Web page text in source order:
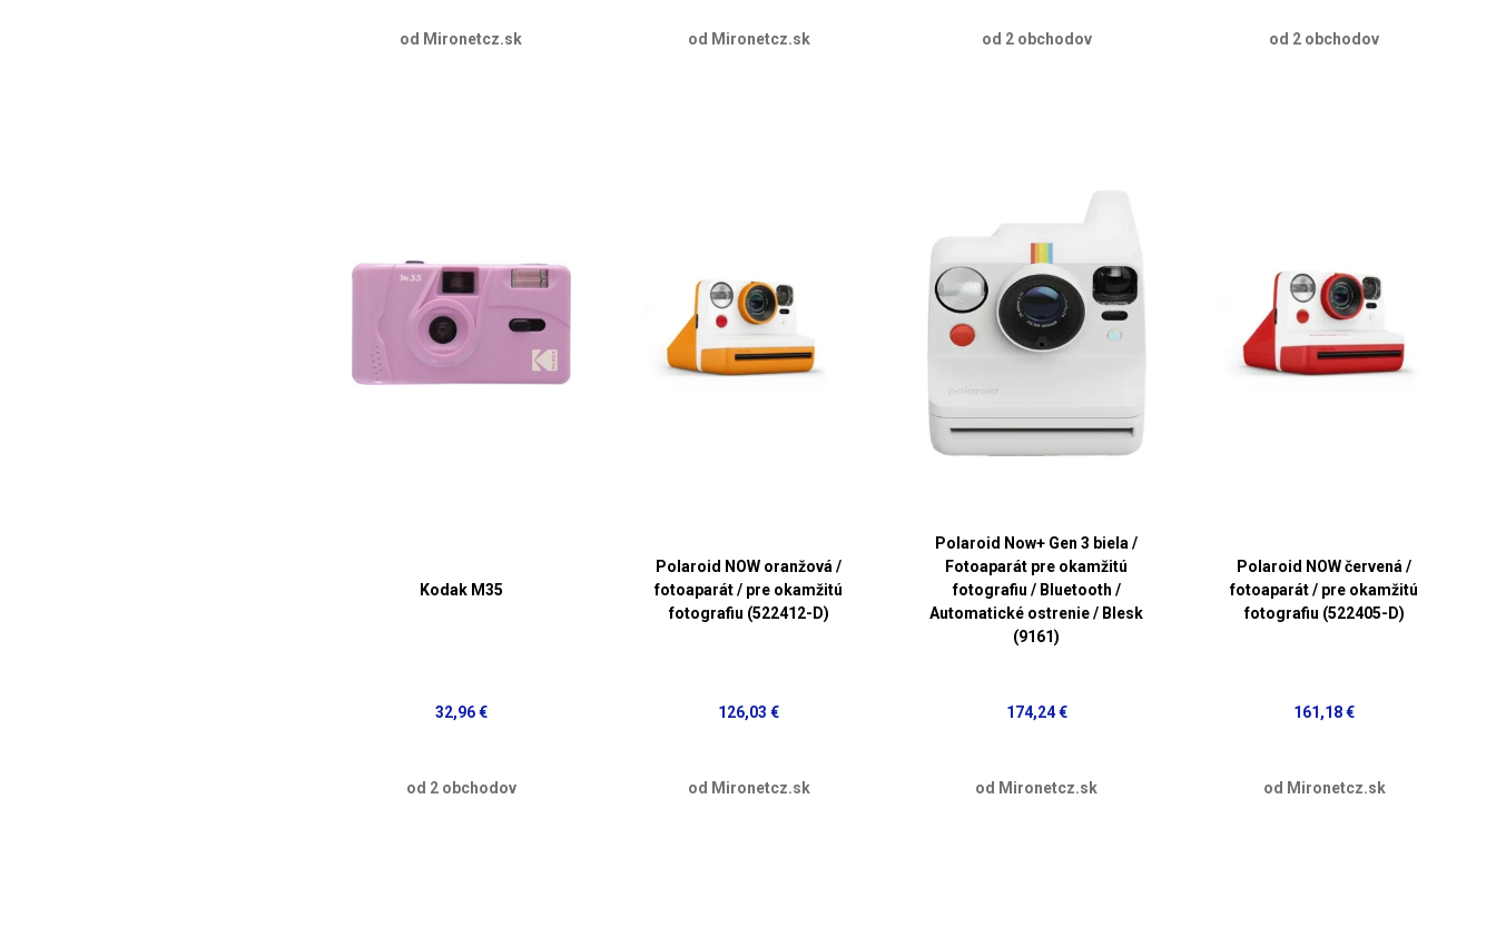
od Mironetcz.sk od Mironetcz.sk od 2 obchodov od 2 obchodov
Kodak M35
32,96 €
od 2 obchodov
Polaroid NOW oranžová /
fotoaparát / pre okamžitú
fotografiu (522412-D)
126,03 €
od Mironetcz.sk
Polaroid Now+ Gen 3 biela /
Fotoaparát pre okamžitú
fotografiu / Bluetooth /
Automatické ostrenie / Blesk
(9161)
174,24 €
od Mironetcz.sk
Polaroid NOW červená /
fotoaparát / pre okamžitú
fotografiu (522405-D)
161,18 €
od Mironetcz.sk